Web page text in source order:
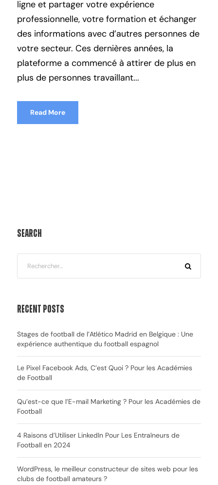
ligne et partager votre expérience
professionnelle, votre formation et échanger
des informations avec d’autres personnes de
votre secteur. Ces dernières années, la
plateforme a commencé à attirer de plus en
plus de personnes travaillant...
Read More
Search
Recent Posts
Stages de football de l’Atlético Madrid en Belgique : Une
expérience authentique du football espagnol
Le Pixel Facebook Ads, C’est Quoi ? Pour les Académies
de Football
Qu’est-ce que l’E-mail Marketing ? Pour les Académies de
Football
4 Raisons d’Utiliser LinkedIn Pour Les Entraîneurs de
Football en 2024
WordPress, le meilleur constructeur de sites web pour les
clubs de football amateurs ?